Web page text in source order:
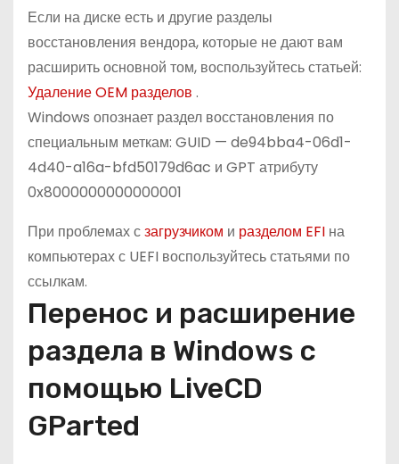
Если на диске есть и другие разделы
восстановления вендора, которые не дают вам
расширить основной том, воспользуйтесь статьей:
Удаление OEM разделов .
Windows опознает раздел восстановления по
специальным меткам: GUID — de94bba4-06d1-
4d40-a16a-bfd50179d6ac и GPT атрибуту
0x8000000000000001
При проблемах сзагрузчиком и разделом EFI на
компьютерах с UEFI воспользуйтесь статьями по
ссылкам.
Перенос и расширение
раздела в Windows с
помощью LiveCD
GParted